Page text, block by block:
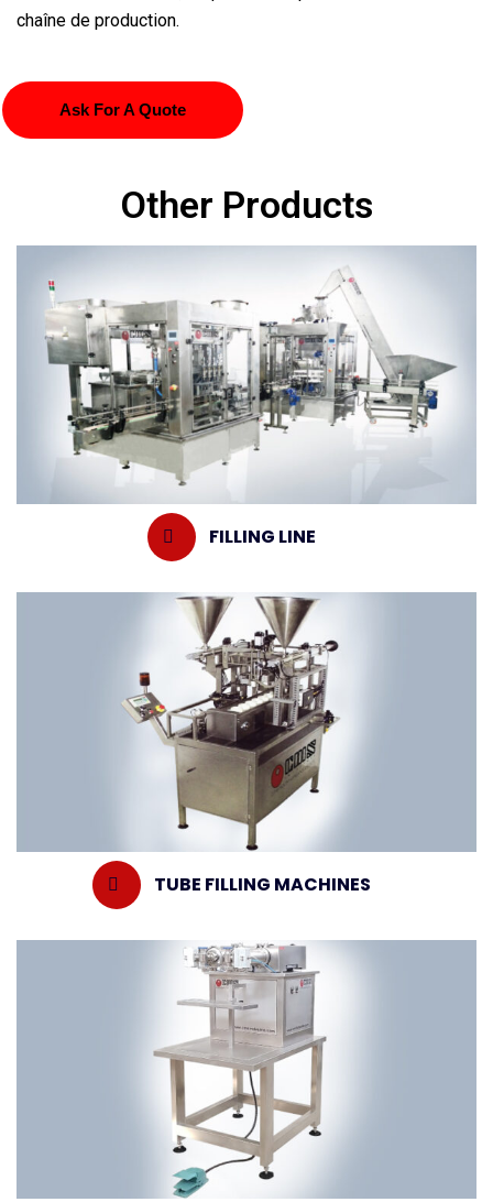
chaîne de production.
Ask For A Quote
Other Products
FILLING LINE
TUBE FILLING MACHINES